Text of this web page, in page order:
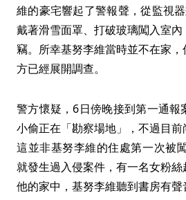
維的豪宅響起了警報聲，從監視
戴著滑雪面罩、打破玻璃闖入室
竊。所幸基努李維當時並不在家
方已經展開調查。
警方懷疑，6日傍晚接到第一通報
小偷正在「勘察場地」，不過目
這並非基努李維的住處第一次被
就發生過入侵案件，有一名女粉
他的家中，基努李維聽到書房有